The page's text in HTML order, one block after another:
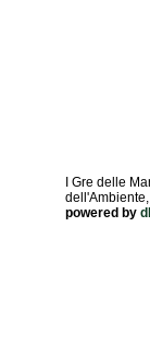
I Gre delle
powered by